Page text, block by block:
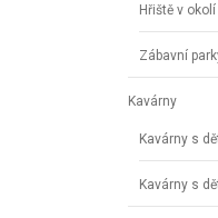
Hřiště v
Zábavní
Kavárny
Kavárny s
Kavárny s